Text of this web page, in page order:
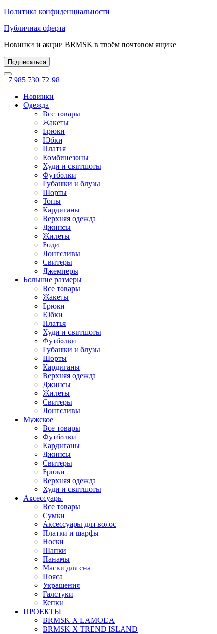
Политика конфиденциальности
Публичная оферта
Новинки и акции BRMSK в твоём почтовом ящике
Подписаться
+7 985 730-72-98
Новинки
Одежда
Все товары
Жакеты
Брюки
Юбки
Платья
Комбинезоны
Худи и свитшоты
Футболки
Рубашки и блузы
Шорты
Топы
Кардиганы
Верхняя одежда
Джинсы
Жилеты
Боди
Лонгсливы
Свитеры
Джемперы
Большие размеры
Все товары
Жакеты
Брюки
Юбки
Платья
Худи и свитшоты
Футболки
Рубашки и блузы
Шорты
Кардиганы
Верхняя одежда
Джинсы
Жилеты
Свитеры
Лонгсливы
Мужское
Все товары
Футболки
Кардиганы
Джинсы
Свитеры
Брюки
Верхняя одежда
Худи и свитшоты
Аксессуары
Все товары
Сумки
Аксессуары для волос
Платки и шарфы
Носки
Шапки
Панамы
Маски для сна
Пояса
Украшения
Галстуки
Кепки
ПРОЕКТЫ
BRMSK X LAMODA
BRMSK X TREND ISLAND